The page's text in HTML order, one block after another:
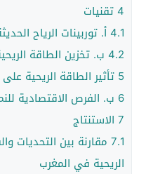
4تقنيات
4.1أ. توربينات الرياح
4.2 ب. تخزين الطاقة
5 تأثير الطاقة الريحية
6 ب. الفرص الاقتصادية
7 الاستنتاج
7.1 مقارنة بين التحديات
الريحية في المغرب